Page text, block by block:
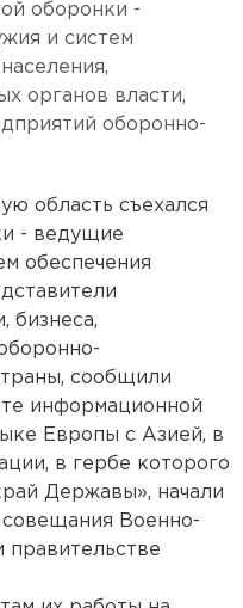
оборонки -
и систем
органов власти,
оборонно-
область съехался
- ведущие
обеспечения
бизнеса,
сообщили
информационной
Европы с Азией, в
в гербе которого
Державы», начали
совещания Военно-